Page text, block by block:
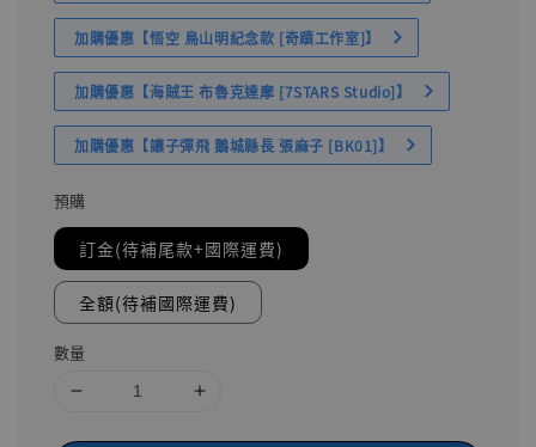
加購優惠【悟空 鳥山明紀念款 [奇蹟工作室]】
加購優惠【海賊王 布魯克達摩 [7STARS Studio]】
加購優惠【讓子彈飛 鵝城縣長 張麻子 [BK01]】
預購
訂金(待補尾款+國際運費)
全額(待補國際運費)
數量